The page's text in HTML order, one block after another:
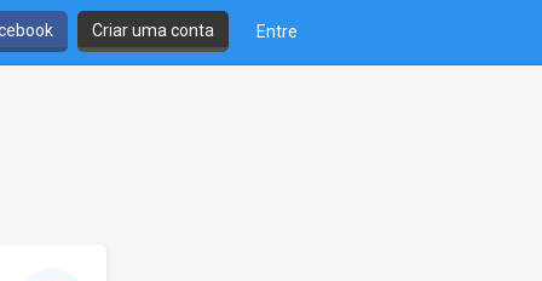
Criar uma conta Entre